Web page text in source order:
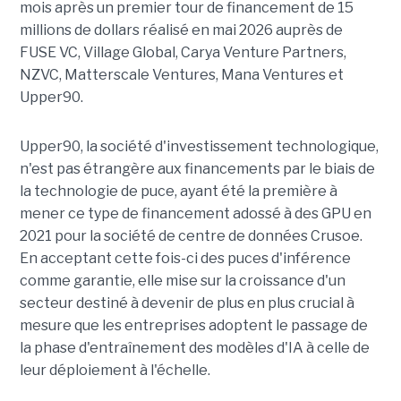
mois après un premier tour de financement de 15
millions de dollars réalisé en mai 2026 auprès de
FUSE VC, Village Global, Carya Venture Partners,
NZVC, Matterscale Ventures, Mana Ventures et
Upper90.
Upper90, la société d'investissement technologique,
n'est pas étrangère aux financements par le biais de
la technologie de puce, ayant été la première à
mener ce type de financement adossé à des GPU en
2021 pour la société de centre de données Crusoe.
En acceptant cette fois-ci des puces d'inférence
comme garantie, elle mise sur la croissance d'un
secteur destiné à devenir de plus en plus crucial à
mesure que les entreprises adoptent le passage de
la phase d'entraînement des modèles d'IA à celle de
leur déploiement à l'échelle.